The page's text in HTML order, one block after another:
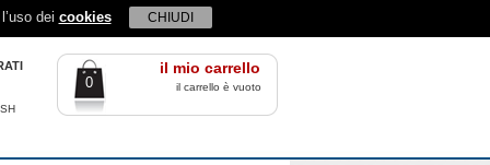
dei cookies CHIUDI
il mio carrello
0 il carrello è vuoto